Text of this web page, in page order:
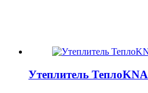
Утеплитель